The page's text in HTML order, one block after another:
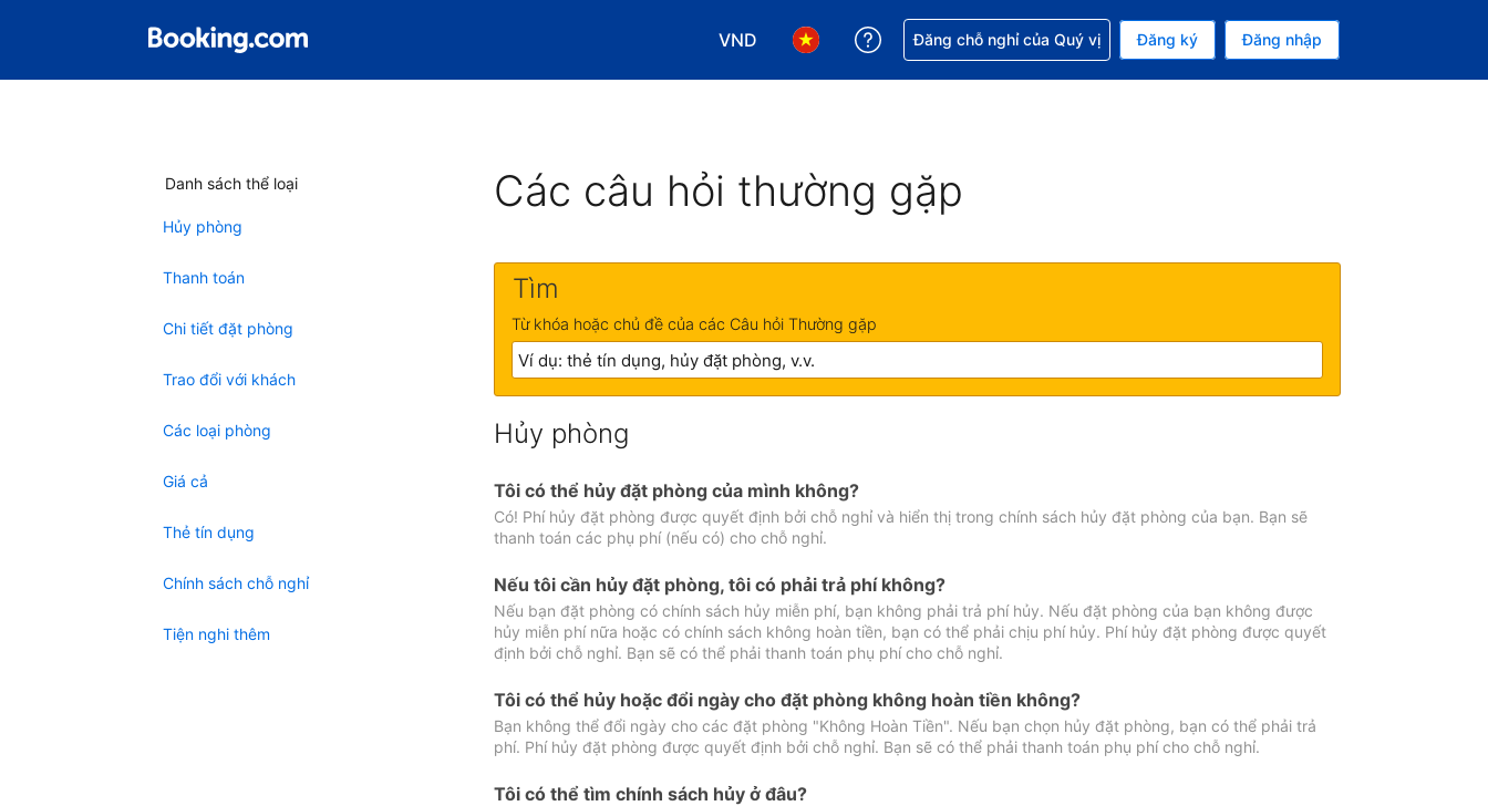
VND
Chọn loại tiền tệ của bạn. Loại tiền tệ hiện tại của bạn là Đồng
Chọn ngôn ngữ của bạn. Ngôn ngữ hiện tại của bạn là Tiếng Việt
Nhận trợ giúp với đặt chỗ
Đăng chỗ nghỉ của Quý vị Đăng ký Đăng nhập
Danh sách thể loại
Hủy phòng
Thanh toán
Chi tiết đặt phòng
Trao đổi với khách
Các loại phòng
Giá cả
Thẻ tín dụng
Chính sách chỗ nghỉ
Tiện nghi thêm
Các câu hỏi thường gặp
Tìm
Từ khóa hoặc chủ đề của các Câu hỏi Thường gặp
Hủy phòng
Tôi có thể hủy đặt phòng của mình không?
Có! Phí hủy đặt phòng được quyết định bởi chỗ nghỉ và hiển thị trong chính sách hủy đặt phòng của bạn. Bạn sẽ
thanh toán các phụ phí (nếu có) cho chỗ nghỉ.
Nếu tôi cần hủy đặt phòng, tôi có phải trả phí không?
Nếu bạn đặt phòng có chính sách hủy miễn phí, bạn không phải trả phí hủy. Nếu đặt phòng của bạn không được
hủy miễn phí nữa hoặc có chính sách không hoàn tiền, bạn có thể phải chịu phí hủy. Phí hủy đặt phòng được quyết
định bởi chỗ nghỉ. Bạn sẽ có thể phải thanh toán phụ phí cho chỗ nghỉ.
Tôi có thể hủy hoặc đổi ngày cho đặt phòng không hoàn tiền không?
Bạn không thể đổi ngày cho các đặt phòng "Không Hoàn Tiền". Nếu bạn chọn hủy đặt phòng, bạn có thể phải trả
phí. Phí hủy đặt phòng được quyết định bởi chỗ nghỉ. Bạn sẽ có thể phải thanh toán phụ phí cho chỗ nghỉ.
Tôi có thể tìm chính sách hủy ở đâu?